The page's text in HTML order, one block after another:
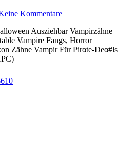
Kommentare
Ausziehbar Vampirzähne
Vampire Fangs, Horror
Zähne Vampir Für Pirαtе-Dеα#ls